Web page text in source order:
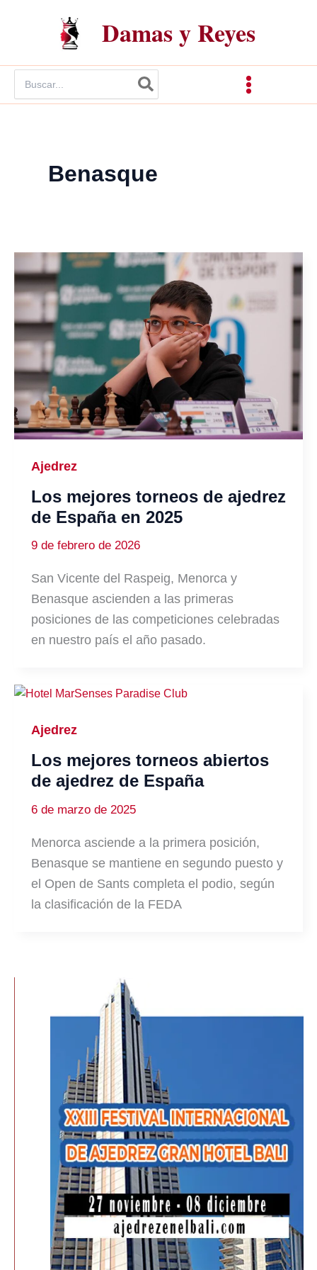
Damas y Reyes
por:
Benasque
Ajedrez
Los mejores torneos de ajedrez
de España en 2025
9 de febrero de 2026
San Vicente del Raspeig, Menorca y
Benasque ascienden a las primeras
posiciones de las competiciones celebradas
en nuestro país el año pasado.
Ajedrez
Los mejores torneos abiertos
de ajedrez de España
6 de marzo de 2025
Menorca asciende a la primera posición,
Benasque se mantiene en segundo puesto y
el Open de Sants completa el podio, según
la clasificación de la FEDA